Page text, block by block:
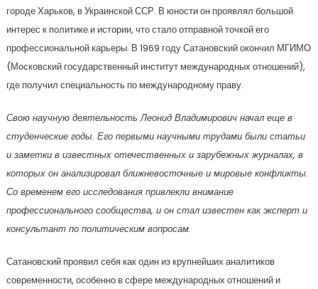
городе Харьков, в Украинской ССР. В юности он проявлял большой
интерес к политике и истории, что стало отправной точкой его
профессиональной карьеры. В 1969 году Сатановский окончил МГИМО
(Московский государственный институт международных отношений),
где получил специальность по международному праву.
Свою научную деятельность Леонид Владимирович начал еще в
студенческие годы. Его первыми научными трудами были статьи
и заметки в известных отечественных и зарубежных журналах, в
которых он анализировал ближневосточные и мировые конфликты.
Со временем его исследования привлекли внимание
профессионального сообщества, и он стал известен как эксперт и
консультант по политическим вопросам.
Сатановский проявил себя как один из крупнейших аналитиков
современности, особенно в сфере международных отношений и